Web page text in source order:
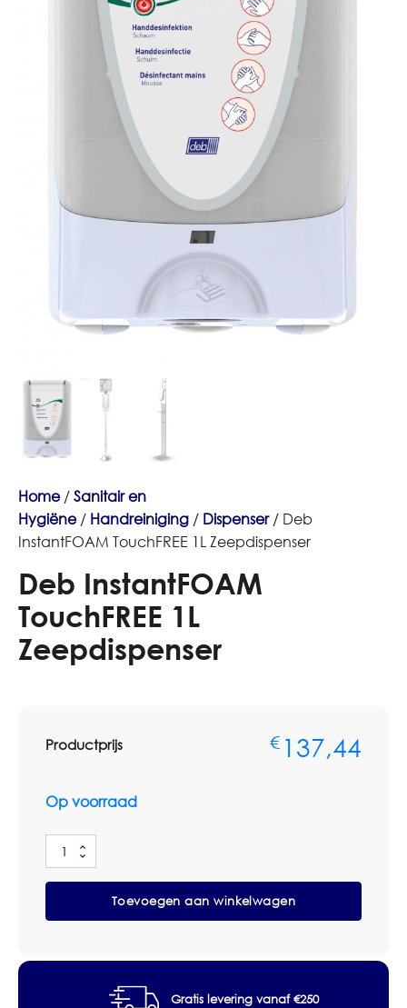
Home/Sanitair en
Hygiëne/ Handreiniging / Dispenser/ Deb
InstantFOAM TouchFREE 1L Zeepdispenser
Deb InstantFOAM
TouchFREE 1L
Zeepdispenser
Productprijs € 137,44
Op voorraad
Deb
InstantFOAM
TouchFREE
Zeepdispenser
Toevoegen aan winkelwagen
Gratis levering vanaf €250